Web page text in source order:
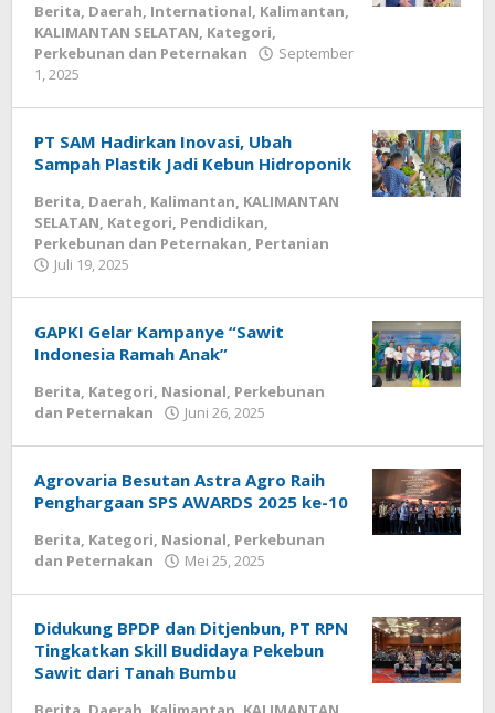
Berita, Daerah, International, Kalimantan,
KALIMANTAN SELATAN, Kategori,
Perkebunan dan Peternakan
September
1, 2025
PT SAM Hadirkan Inovasi, Ubah
Sampah Plastik Jadi Kebun Hidroponik
Berita, Daerah, Kalimantan, KALIMANTAN
SELATAN, Kategori, Pendidikan,
Perkebunan dan Peternakan, Pertanian
Juli 19, 2025
GAPKI Gelar Kampanye “Sawit
Indonesia Ramah Anak”
Berita, Kategori, Nasional, Perkebunan
dan Peternakan
Juni 26, 2025
Agrovaria Besutan Astra Agro Raih
Penghargaan SPS AWARDS 2025 ke-10
Berita, Kategori, Nasional, Perkebunan
dan Peternakan
Mei 25, 2025
Didukung BPDP dan Ditjenbun, PT RPN
Tingkatkan Skill Budidaya Pekebun
Sawit dari Tanah Bumbu